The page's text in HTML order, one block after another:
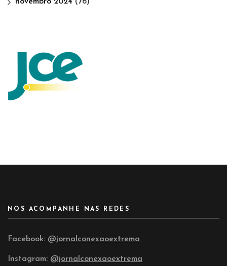
novembro 2024 (76)
NOS ACOMPANHE NAS REDES
Facebook: @jornalconexaoextrema
Instagram: @jornalconexaoextrema